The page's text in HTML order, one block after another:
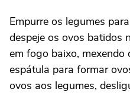
Empurre os legumes
despeje os ovos batidos
em fogo baixo, mexendo
espátula para formar
ovos aos legumes,